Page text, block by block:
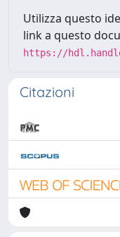
Utilizza questo
link a questo
https://
Citazioni